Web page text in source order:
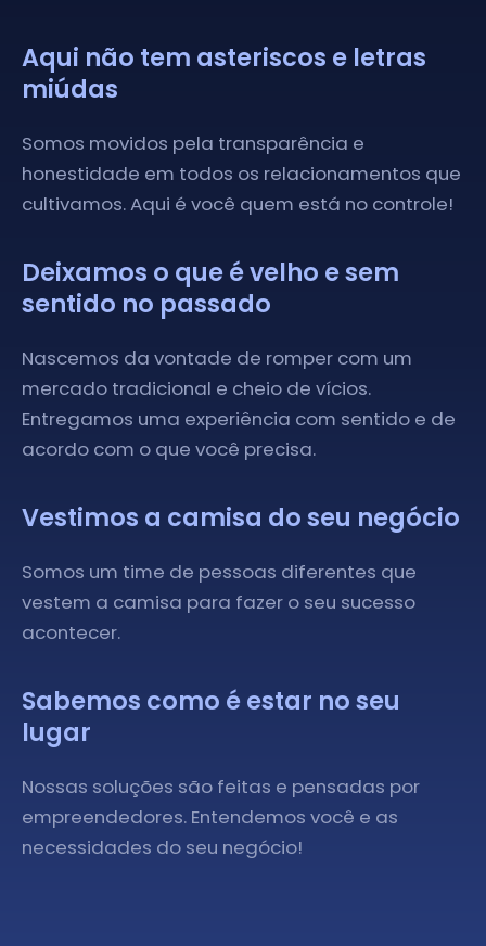
Aqui não tem asteriscos e letras
miúdas
Somos movidos pela transparência e
honestidade em todos os relacionamentos que
cultivamos. Aqui é você quem está no controle!
Deixamos o que é velho e sem
sentido no passado
Nascemos da vontade de romper com um
mercado tradicional e cheio de vícios.
Entregamos uma experiência com sentido e de
acordo com o que você precisa.
Vestimos a camisa do seu negócio
Somos um time de pessoas diferentes que
vestem a camisa para fazer o seu sucesso
acontecer.
Sabemos como é estar no seu
lugar
Nossas soluções são feitas e pensadas por
empreendedores. Entendemos você e as
necessidades do seu negócio!